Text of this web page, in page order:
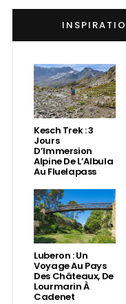
Kesch Trek : 3
Jours
D’Immersion
Alpine De L’Albula
Au Fluelapass
Luberon : Un
Voyage Au Pays
Des Châteaux, De
Lourmarin À
Cadenet